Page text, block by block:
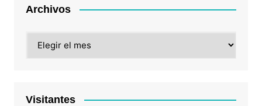
Archivos
Visitantes